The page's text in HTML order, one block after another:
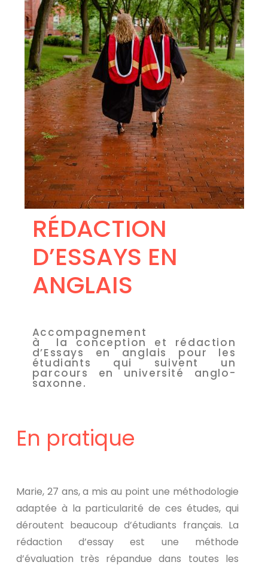
RÉDACTION
D’ESSAYS EN
ANGLAIS
Accompagnement
à la conception et rédaction
d’Essays en anglais pour les
étudiants qui suivent un
parcours en université anglo-
saxonne.
En pratique
Marie, 27 ans, a mis au point une méthodologie
adaptée à la particularité de ces études, qui
déroutent beaucoup d’étudiants français. La
rédaction d’essay est une méthode
d’évaluation très répandue dans toutes les